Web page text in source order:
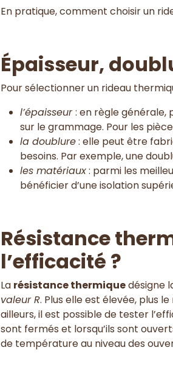
En pratique, comment choisir un
Épaisseur,
Pour sélectionner un rideau
l’épaisseur: en règle générale,
sur le grammage. Pour les
la doublure: elle peut être
besoins. Par exemple, une
les matériaux: parmi les
bénéficier d’une isolation
Résistance
l’efficacité ?
La résistance thermiquedésigne
valeur R. Plus elle est élevée, plus
ailleurs, il est possible de tester
sont fermés et lorsqu’ils sont
de température au niveau des